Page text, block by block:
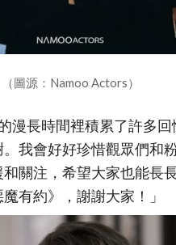
（圖源：Namoo Actors）
漫長時間裡積累了許多回
我會好好珍惜觀眾們和
關注，希望大家也能長
有約》，謝謝大家！」